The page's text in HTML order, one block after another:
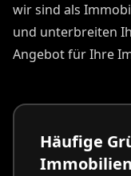
wir sind als
und unterbreiten
Angebot für Ihre
Häufige